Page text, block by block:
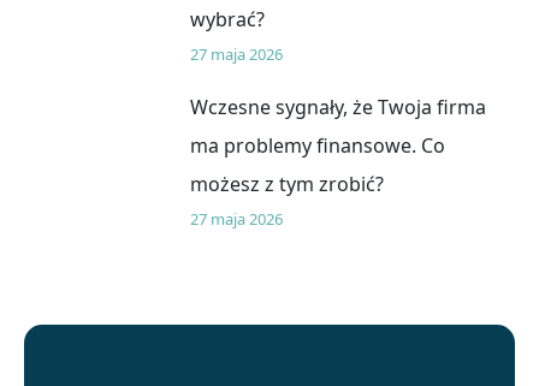
wybrać?
27 maja 2026
Wczesne sygnały, że Twoja firma
ma problemy finansowe. Co
możesz z tym zrobić?
27 maja 2026